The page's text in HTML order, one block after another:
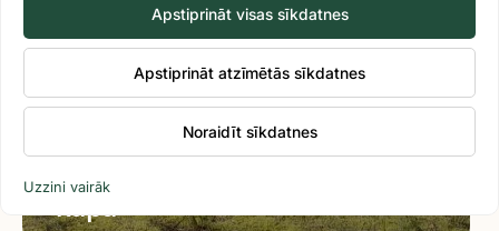
Dabas liegums “Plieņciema
kāpa”
Apstiprināt visas sīkdatnes
Apstiprināt atzīmētās sīkdatnes
Noraidīt sīkdatnes
Uzzini vairāk